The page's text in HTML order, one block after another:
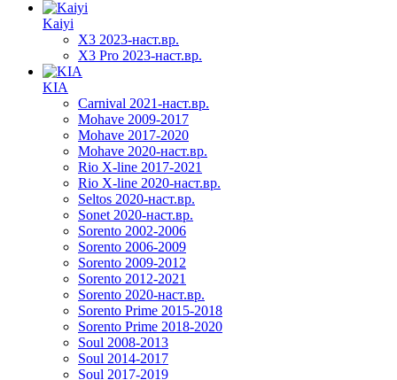
Kaiyi
X3 2023-наст.вр.
X3 Pro 2023-наст.вр.
KIA
Carnival 2021-наст.вр.
Mohave 2009-2017
Mohave 2017-2020
Mohave 2020-наст.вр.
Rio X-line 2017-2021
Rio X-line 2020-наст.вр.
Seltos 2020-наст.вр.
Sonet 2020-наст.вр.
Sorento 2002-2006
Sorento 2006-2009
Sorento 2009-2012
Sorento 2012-2021
Sorento 2020-наст.вр.
Sorento Prime 2015-2018
Sorento Prime 2018-2020
Soul 2008-2013
Soul 2014-2017
Soul 2017-2019